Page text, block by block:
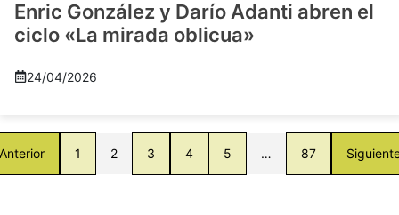
Enric González y Darío Adanti abren el
ciclo «La mirada oblicua»
24/04/2026
1 2 3 4 5 … 87